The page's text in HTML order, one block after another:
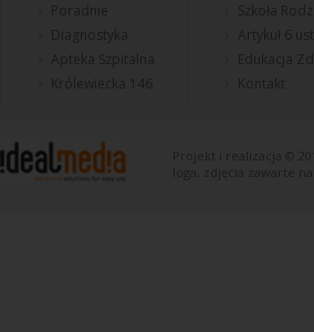
Poradnie
Diagnostyka
Apteka Szpitalna
Królewiecka 146
Artykuł 6 ust.
Edukacja
Projekt i realizacja ©
loga, zdjęcia zawarte